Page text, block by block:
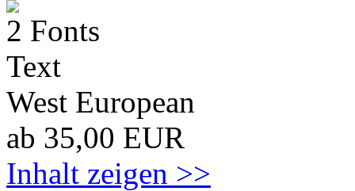
2 Fonts
Text
West European
ab 35,00 EUR
Inhalt zeigen >>